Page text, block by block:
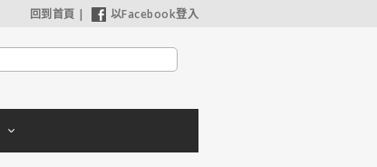
回到首頁 | 以Facebook登入